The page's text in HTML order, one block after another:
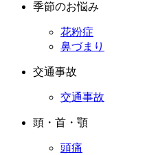
季節のお悩み
花粉症
鼻づまり
交通事故
交通事故
頭・首・顎
頭痛